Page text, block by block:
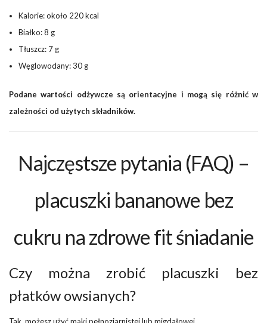
Kalorie: około 220 kcal
Białko: 8 g
Tłuszcz: 7 g
Węglowodany: 30 g
Podane wartości odżywcze są orientacyjne i mogą się różnić w
zależności od użytych składników.
Najczęstsze pytania (FAQ) –
placuszki bananowe bez
cukru na zdrowe fit śniadanie
Czy można zrobić placuszki bez
płatków owsianych?
Tak, możesz użyć mąki pełnoziarnistej lub migdałowej.